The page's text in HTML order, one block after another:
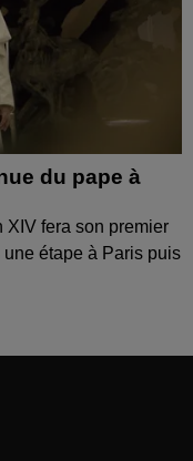
du pape à
XIV fera son premier
étape à Paris puis